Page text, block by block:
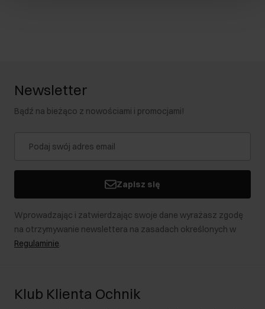
Newsletter
Bądź na bieżąco z nowościami i promocjami!
Zapisz się
Wprowadzając i zatwierdzając swoje dane wyrażasz zgodę
na otrzymywanie newslettera na zasadach określonych w
Regulaminie.
Klub Klienta Ochnik